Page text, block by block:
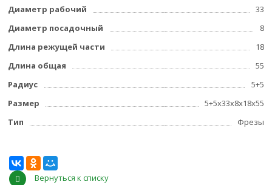
Диаметр рабочий
33
Диаметр посадочный
8
Длина режущей части
18
Длина общая
55
Радиус
5+5
Размер
5+5x33x8x18x55
Тип
Фрезы
Вернуться к списку